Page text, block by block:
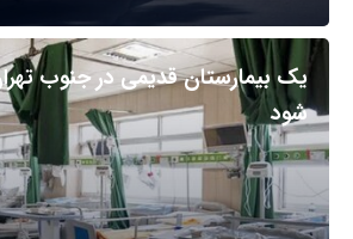
یک بیمارستان قدیمی در جنوب
شود